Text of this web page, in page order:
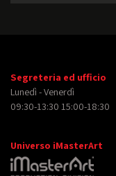
Segreteria ed ufficio
Lunedì - Venerdì
09:30-13:30 15:00-18:30
Universo iMasterArt